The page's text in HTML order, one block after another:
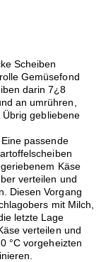
Scheiben
Gemüsefond
darin 7¿8
an umrühren,
gebliebene
passende
Käse
verteilen und
Diesen Vorgang
mit Milch,
letzte Lage
verteilen und
°C vorgeheizten